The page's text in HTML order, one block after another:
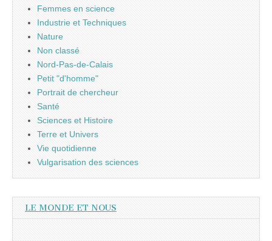
Femmes en science
Industrie et Techniques
Nature
Non classé
Nord-Pas-de-Calais
Petit "d'homme"
Portrait de chercheur
Santé
Sciences et Histoire
Terre et Univers
Vie quotidienne
Vulgarisation des sciences
LE MONDE ET NOUS